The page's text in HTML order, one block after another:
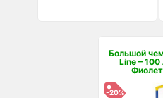
Большой
Line – 100
-20%